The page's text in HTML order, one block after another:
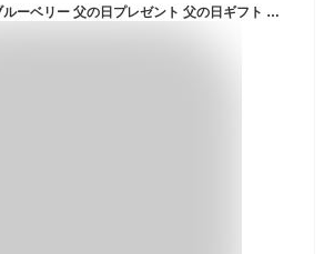
花のギフト社 父の日 ブルーベリー 父の日プレゼント 父の日ギフト 果樹 花 果樹鉢 花鉢 鉢植え